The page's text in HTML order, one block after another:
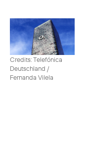
Credits: Telefónica
Deutschland /
Fernanda Vilela